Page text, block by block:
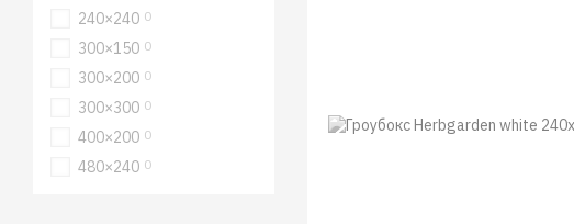
240×240 0
300×150 0
300×200 0
300×300 0
400×200 0
480×240 0